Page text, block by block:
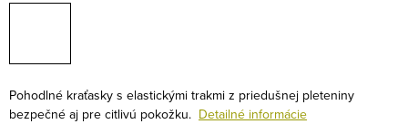
Pohodlné kraťasky s elastickými trakmi z priedušnej pleteniny
bezpečné aj pre citlivú pokožku. Detailné informácie